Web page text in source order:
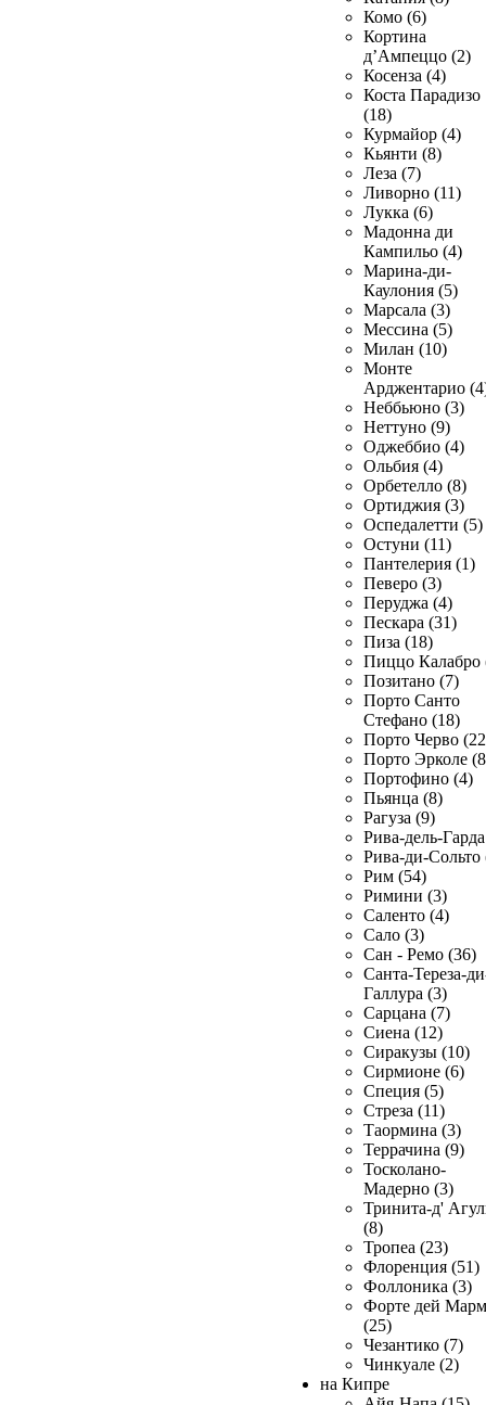
Комо (6)
Кортина
д’Ампеццо (2)
Косенза (4)
Коста Парадизо
(18)
Курмайор (4)
Кьянти (8)
Леза (7)
Ливорно (11)
Лукка (6)
Мадонна ди
Кампильо (4)
Марина-ди-
Каулония (5)
Марсала (3)
Мессина (5)
Милан (10)
Монте
Арджентарио
Неббьюно (3)
Неттуно (9)
Оджеббио (4)
Ольбия (4)
Орбетелло (8)
Ортиджия (3)
Оспедалетти (5)
Остуни (11)
Пантелерия (1)
Певеро (3)
Перуджа (4)
Пескара (31)
Пиза (18)
Пиццо Калабро
Позитано (7)
Порто Санто
Стефано (18)
Порто Черво
Порто Эрколе
Портофино (4)
Пьянца (8)
Рагуза (9)
Рива-дель-
Рива-ди-Сольто
Рим (54)
Римини (3)
Саленто (4)
Сало (3)
Сан - Ремо (36)
Санта-Тереза-
Галлура (3)
Сарцана (7)
Сиена (12)
Сиракузы (10)
Сирмионе (6)
Специя (5)
Стреза (11)
Таормина (3)
Террачина (9)
Тосколано-
Мадерно (3)
Тринита-д'
(8)
Тропеа (23)
Флоренция (51)
Фоллоника (3)
Форте дей
(25)
Чезантико (7)
Чинкуале (2)
на Кипре